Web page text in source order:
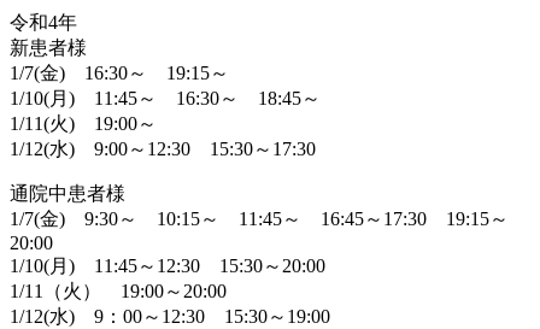
令和4年
新患者様
1/7(金) 16:30～ 19:15～
1/10(月) 11:45～ 16:30～ 18:45～
1/11(火) 19:00～
1/12(水) 9:00～12:30 15:30～17:30
通院中患者様
1/7(金) 9:30～ 10:15～ 11:45～ 16:45～17:30 19:15～
20:00
1/10(月) 11:45～12:30 15:30～20:00
1/11（火） 19:00～20:00
1/12(水) 9：00～12:30 15:30～19:00